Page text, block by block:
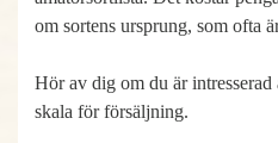
om sortens ursprung, som ofta
Hör av dig om du är
skala för försäljning.